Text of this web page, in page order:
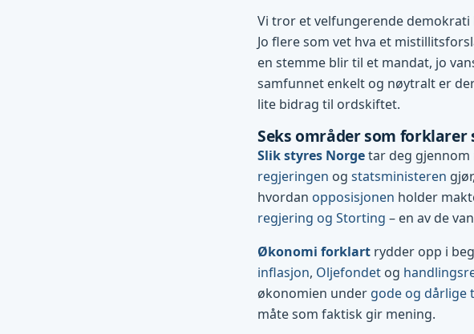
Vi tror et velfungerende demokrati
Jo flere som vet hva et
en stemme blir til et mandat, jo
samfunnet enkelt og nøytralt er
lite bidrag til ordskiftet.
Seks områder som
Slik styres Norgetar deg gjennom
regjeringen ogstatsministeren gjør,
hvordan opposisjonen holder
regjering og Storting – en av de
Økonomi forklart rydder opp i
inflasjon, Oljefondet og
økonomien under gode og dårlige
måte som faktisk gir mening.